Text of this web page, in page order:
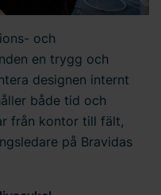
och
en trygg och
designen internt
både tid och
från kontor till fält,
på Bravidas